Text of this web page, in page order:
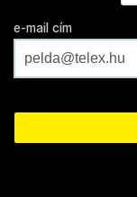
e-mail cím